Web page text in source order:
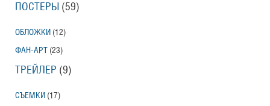
ПОСТЕРЫ (59)
ОБЛОЖКИ (12)
ФАН-АРТ (23)
ТРЕЙЛЕР (9)
СЪЕМКИ (17)